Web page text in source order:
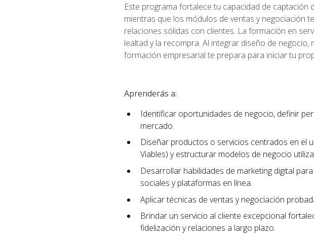
Este programa fortalece tu capacidad de captación
mientras que los módulos de ventas y
relaciones sólidas con clientes. La formación en
lealtad y la recompra. Al integrar diseño de
formación empresarial te prepara para iniciar tu
Aprenderás a:
Identificar oportunidades de negocio, definir
mercado.
Diseñar productos o servicios centrados en el
Viables) y estructurar modelos de negocio
Desarrollar habilidades de marketing digital
sociales y plataformas en línea.
Aplicar técnicas de ventas y negociación
Brindar un servicio al cliente excepcional
fidelización y relaciones a largo plazo.